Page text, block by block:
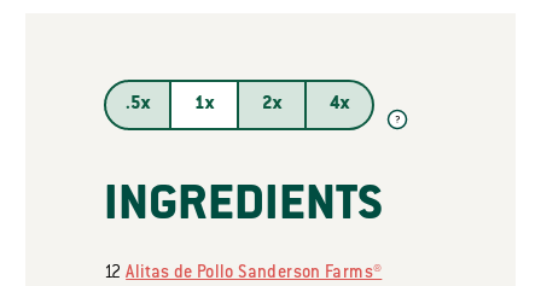
.5x 1x 2x 4x
?
INGREDIENTS
12 Alitas de Pollo Sanderson Farms®